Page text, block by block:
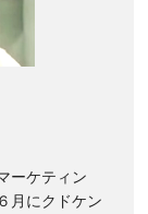
ーケティン
月にクドケン